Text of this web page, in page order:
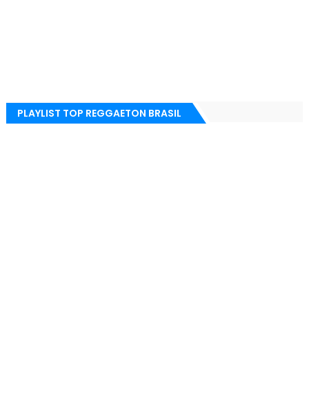
PLAYLIST TOP REGGAETON BRASIL